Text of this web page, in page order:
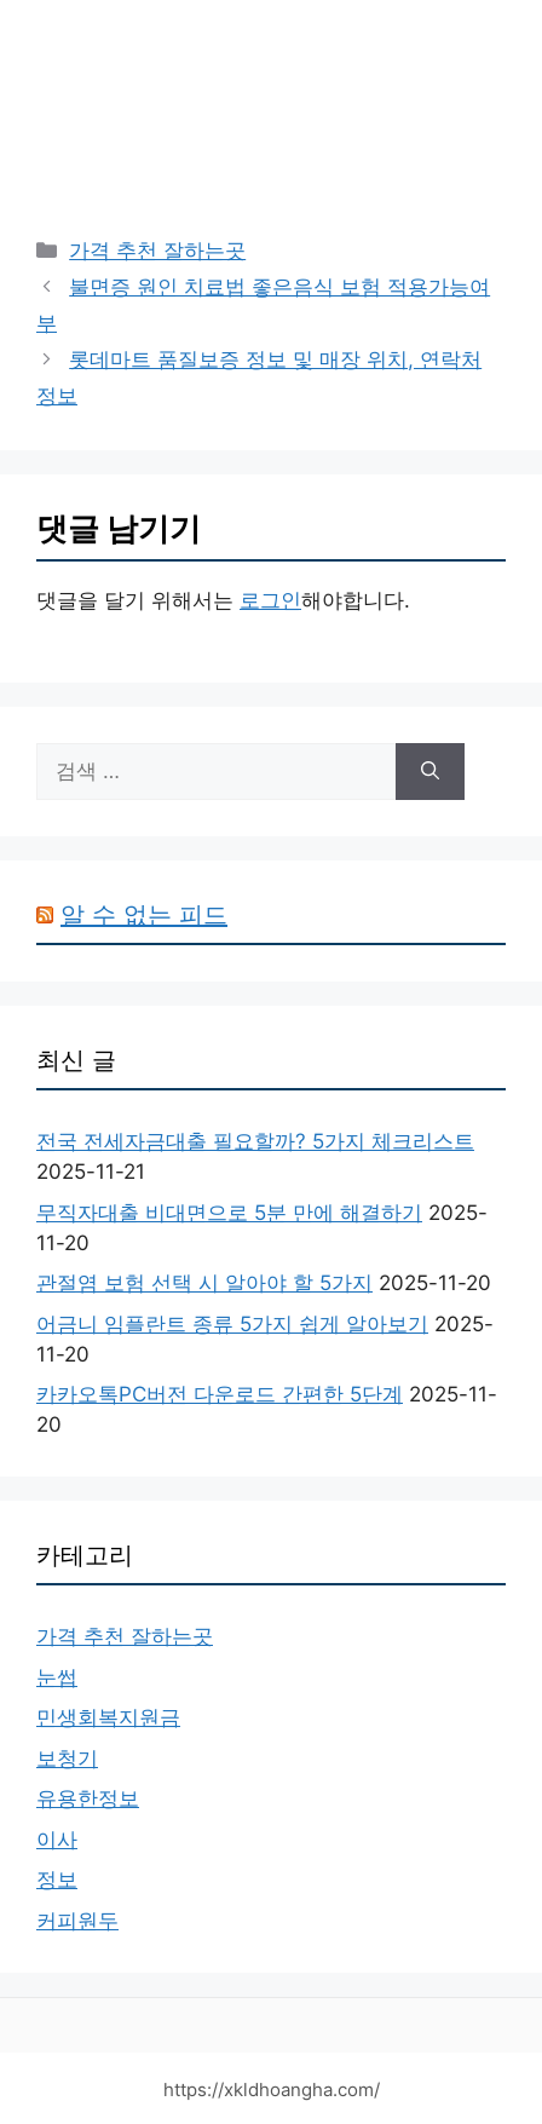
카
테
가격 추천 잘하는곳
불면증 원인 치료법 좋은음식 보험 적용가능여
부
롯데마트 품질보증 정보 및 매장 위치, 연락처
정보
댓글 남기기
댓글을 달기 위해서는 로그인해야합니다.
색:
알 수 없는 피드
최신 글
전국 전세자금대출 필요할까? 5가지 체크리스트
2025-11-21
무직자대출 비대면으로 5분 만에 해결하기 2025-
11-20
관절염 보험 선택 시 알아야 할 5가지 2025-11-20
어금니 임플란트 종류 5가지 쉽게 알아보기 2025-
11-20
카카오톡PC버전 다운로드 간편한 5단계 2025-11-
20
카테고리
가격 추천 잘하는곳
눈썹
민생회복지원금
보청기
유용한정보
이사
정보
커피원두
https://xkldhoangha.com/